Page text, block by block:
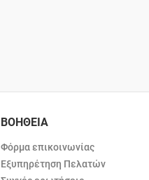
ΒΟΗΘΕΙΑ
Φόρμα επικοινωνίας
Εξυπηρέτηση Πελατών